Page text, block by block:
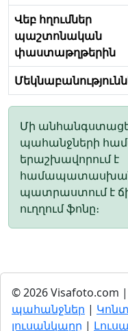
Վեբ հղումներ
պաշտոնական
փաստաթղթերին
Մի
պահանջների
երաշխավորում է
պատրաստում է
ուղղում ֆոնը։
© 2026 Visafoto.com |
պահանջներ |
լուսանկարը |